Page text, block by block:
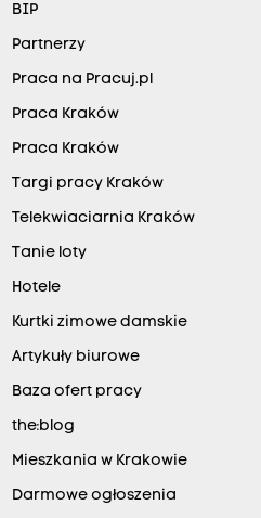
BIP
Partnerzy
Praca na Pracuj.pl
Praca Kraków
Praca Kraków
Targi pracy Kraków
Telekwiaciarnia Kraków
Tanie loty
Hotele
Kurtki zimowe damskie
Artykuły biurowe
Baza ofert pracy
the:blog
Mieszkania w Krakowie
Darmowe ogłoszenia